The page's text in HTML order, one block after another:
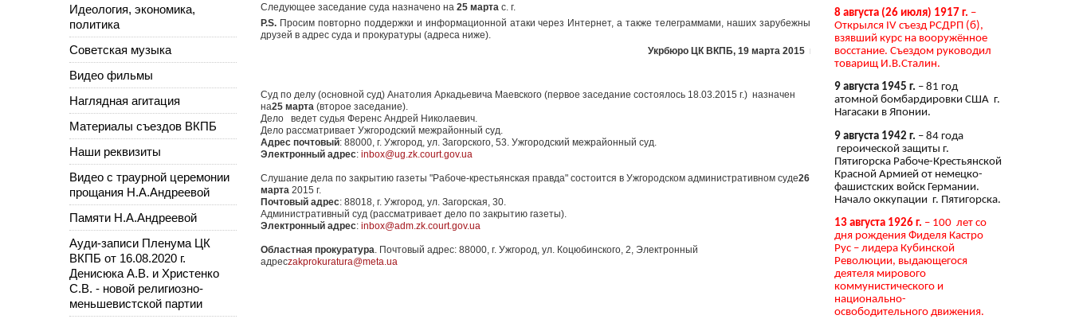
Следующее заседание суда назначено на 25 марта с. г.
P.S. Просим повторно поддержки и информационной атаки через Интернет, а также телеграммами, наших зарубежных
друзей в адрес суда и прокуратуры (адреса ниже).
Укрбюро ЦК ВКПБ, 19 марта 2015 г.
Суд по делу (основной суд) Анатолия Аркадьевича Маевского (первое заседание состоялось 18.03.2015 г.) назначен
на25 марта (второе заседание).
Дело ведет судья Ференс Андрей Николаевич.
Дело рассматривает Ужгородский межрайонный суд.
Адрес почтовый: 88000, г. Ужгород, ул. Загорского, 53. Ужгородский межрайонный суд.
Электронный адрес: inbox@ug.zk.court.gov.ua
Слушание дела по закрытию газеты "Рабоче-крестьянская правда" состоится в Ужгородском административном суде26
марта 2015 г.
Почтовый адрес: 88018, г. Ужгород, ул. Загорская, 30.
Административный суд (рассматривает дело по закрытию газеты).
Электронный адрес: inbox@adm.zk.court.gov.ua
Областная прокуратура. Почтовый адрес: 88000, г. Ужгород, ул. Коцюбинского, 2, Электронный
адресzakprokuratura@meta.ua
Идеология, экономика,
политика
Советская музыка
Видео фильмы
Наглядная агитация
Материалы съездов ВКПБ
Наши реквизиты
Видео с траурной церемонии
прощания Н.А.Андреевой
Памяти Н.А.Андреевой
Ауди-записи Пленума ЦК
ВКПБ от 16.08.2020 г.
Денисюка А.В. и Христенко
С.В. - новой религиозно-
меньшевистской партии
8 августа (26 июля) 1917 г. –
Открылся IV съезд РСДРП (б),
взявший курс на вооружённое
восстание. Съездом руководил
товарищ И.В.Сталин.
9 августа 1945 г. – 81 год
атомной бомбардировки США г.
Нагасаки в Японии.
9 августа 1942 г. – 84 года
героической защиты г.
Пятигорска Рабоче-Крестьянской
Красной Армией от немецко-
фашистских войск Германии.
Начало оккупации г. Пятигорска.
13 августа 1926 г. – 100 лет со
дня рождения Фиделя Кастро
Рус – лидера Кубинской
Революции, выдающегося
деятеля мирового
коммунистического и
национально-
освободительного движения.